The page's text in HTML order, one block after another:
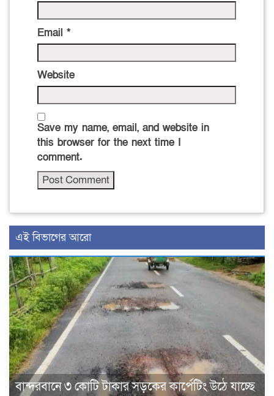
Email *
Website
Save my name, email, and website in
this browser for the next time I
comment.
এই বিভাগের আরো
বান্দরবানে ৩ কোটি টাকার সড়কের কার্পেটিং উঠে যাচ্ছে